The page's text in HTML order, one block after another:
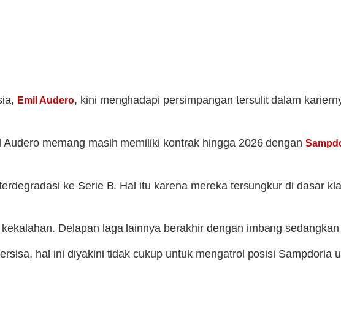
Emil Audero, kini menghadapi persimpangan tersulit dalam
memang masih memiliki kontrak hingga 2026 dengan
ke Serie B. Hal itu karena mereka tersungkur di dasar
Delapan laga lainnya berakhir dengan imbang
hal ini diyakini tidak cukup untuk mengatrol posisi Sampdoria